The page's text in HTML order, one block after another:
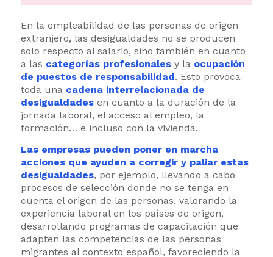
En la empleabilidad de las personas de origen
extranjero, las desigualdades no se producen
solo respecto al salario, sino también en cuanto
a las categorías profesionalesy la ocupación
de puestos de responsabilidad. Esto provoca
toda una cadena interrelacionada de
desigualdadesen cuanto a la duración de la
jornada laboral, el acceso al empleo, la
formación… e incluso con la vivienda.
Las empresas pueden poner en marcha
acciones que ayuden a corregir y paliar estas
desigualdades, por ejemplo, llevando a cabo
procesos de selección donde no se tenga en
cuenta el origen de las personas, valorando la
experiencia laboral en los países de origen,
desarrollando programas de capacitación que
adapten las competencias de las personas
migrantes al contexto español, favoreciendo la